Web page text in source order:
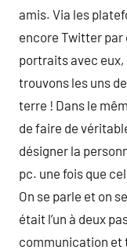
amis. Via les
encore Twitter par
portraits avec eux,
trouvons les uns
terre ! Dans le
de faire de
désigner la
pc. une fois que
On se parle et on
était l’un à deux
communication et